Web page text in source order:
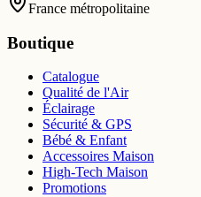
France métropolitaine
Boutique
Catalogue
Qualité de l'Air
Éclairage
Sécurité & GPS
Bébé & Enfant
Accessoires Maison
High-Tech Maison
Promotions